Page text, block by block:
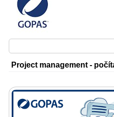
Project management -